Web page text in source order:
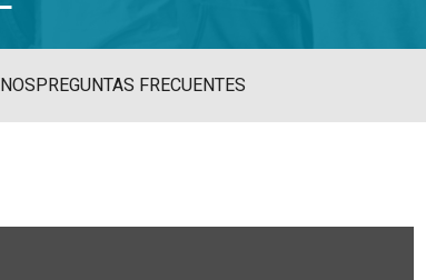
PREGUNTAS FRECUENTES